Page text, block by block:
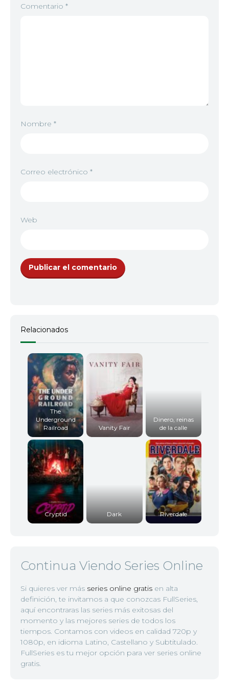
Comentario *
Nombre *
Correo electrónico *
Web
Relacionados
The
Underground
Railroad
Vanity Fair
Dinero, reinas
de la calle
Cryptid Dark Riverdale
Continua Viendo Series Online
Si quieres ver más series online gratis en alta
definición, te invitamos a que conozcas FullSeries,
aquí encontraras las series más exitosas del
momento y las mejores series de todos los
tiempos. Contamos con videos en calidad 720p y
1080p, en idioma Latino, Castellano y Subtitulado.
FullSeries es tu mejor opción para ver series online
gratis.